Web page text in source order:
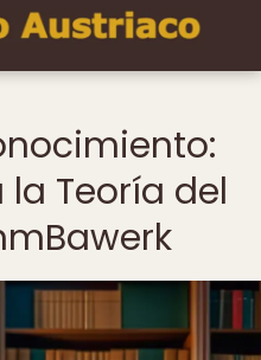
Teoría del